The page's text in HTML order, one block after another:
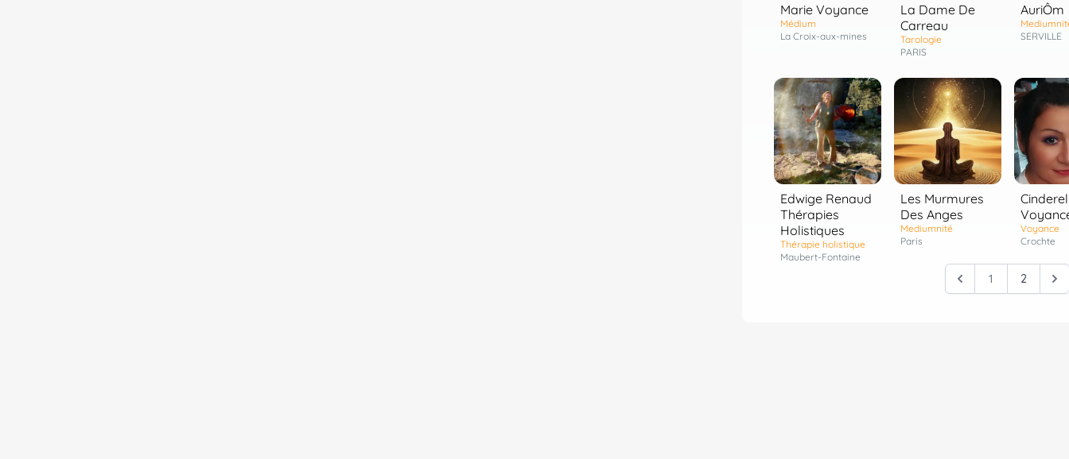
Marie Voyance
Médium
La Croix-aux-mines
La Dame De
Carreau
Tarologie
PARIS
AuriÔm
SERVILLE
Edwige Renaud
Thérapies
Holistiques
Thérapie holistique
Maubert-Fontaine
Les Murmures
Des Anges
Mediumnité
Paris
Voyance
Crochte
1 2